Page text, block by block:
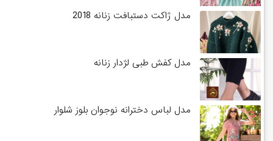
مدل ژاکت دستبافت زنانه 2018
مدل کفش طبی لژدار زنانه
مدل لباس دخترانه نوجوان بلوز شلوار